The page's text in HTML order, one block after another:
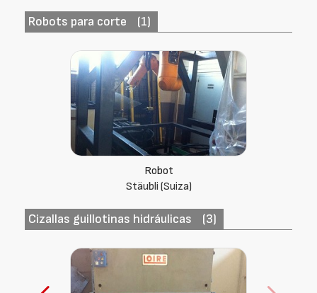
Robots para corte (1)
Robot
Stäubli (Suiza)
Cizallas guillotinas hidráulicas (3)